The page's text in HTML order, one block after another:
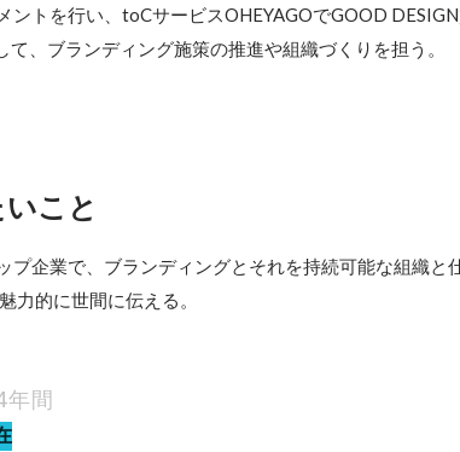
ントを行い、toCサービスOHEYAGOでGOOD
、ブランディング施策の推進や組織づくりを担う。
こと
企業で、ブランディングとそれを持続可能な組織と
力的に世間に伝える。
年間